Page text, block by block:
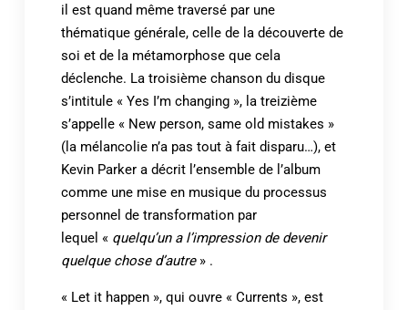
il est quand même traversé par une
thématique générale, celle de la découverte de
soi et de la métamorphose que cela
déclenche. La troisième chanson du disque
s’intitule « Yes I’m changing », la treizième
s’appelle « New person, same old mistakes »
(la mélancolie n’a pas tout à fait disparu…), et
Kevin Parker a décrit l’ensemble de l’album
comme une mise en musique du processus
personnel de transformation par
lequel « quelqu’un a l’impression de devenir
quelque chose d’autre» .
« Let it happen », qui ouvre « Currents », est